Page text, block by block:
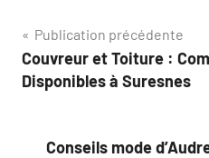
Navigation
de
Publication précédente
Couvreur et Toiture :
Disponibles à Suresnes
Conseils mode